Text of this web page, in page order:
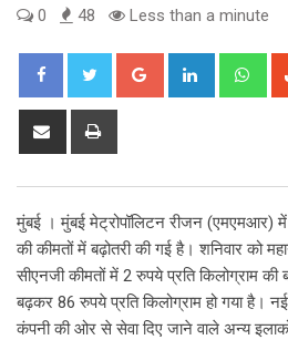
0 48 Less than a minute
Google+ LinkedIn
Share
मुंबई । मुंबई मेट्रोपॉलिटन रीजन (एमएमआर)
की कीमतों में बढ़ोतरी की गई है। शनिवार को
सीएनजी कीमतों में 2 रुपये प्रति किलोग्राम
बढ़कर 86 रुपये प्रति किलोग्राम हो गया है।
कंपनी की ओर से सेवा दिए जाने वाले अन्य